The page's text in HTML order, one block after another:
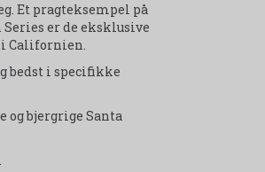
Et pragteksempel på
er de eksklusive
i Californien.
bedst i specifikke
bjergrige Santa